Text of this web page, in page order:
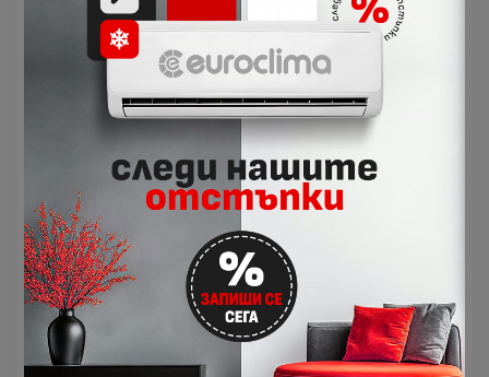
-15°C до 52°C за охлаждане и от -15°C до 24°C
за отопление, благодарение на последното
поколение DC инверторна технология на
Функция „Автоматичен рестарт“
възстановяване на захранването след
прекъсване, климатикът автоматично
възстановява последните зададени
настройки без необходимост от
допълнителна намеса.​
Високоефективен въздушен филтър
Улавя както едрите, така и дребни
замърсители във въздуха, осигурявайки по-
свежа и здравословна среда в помещението.